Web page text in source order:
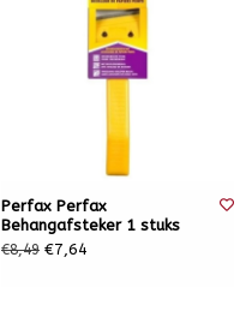
Perfax Perfax
Behangafsteker 1 stuks
€8,49 €7,64